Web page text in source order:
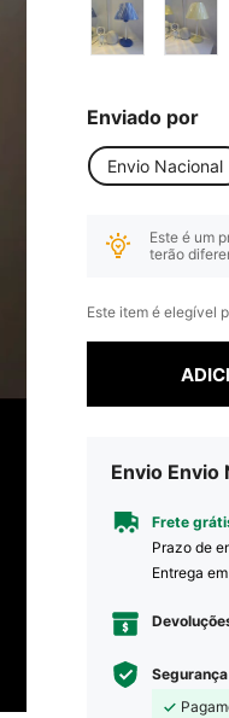
Enviado por
Envio Nacional
Este é um
terão
Este item é elegível
Envio Envio
Frete
Prazo de
Entrega